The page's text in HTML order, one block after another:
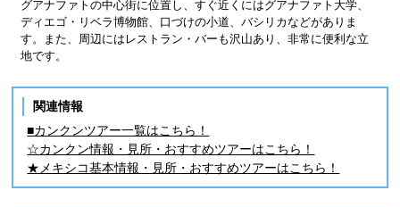
グアナファトの中心街に位置し、すぐ近くにはグアナファト大学、
ディエゴ・リベラ博物館、口づけの小道、バシリカなどがありま
す。また、周辺にはレストラン・バーも沢山あり、非常に便利な立
地です。
関連情報
■カンクンツアー一覧はこちら！
☆カンクン情報・見所・おすすめツアーはこちら！
★メキシコ基本情報・見所・おすすめツアーはこちら！